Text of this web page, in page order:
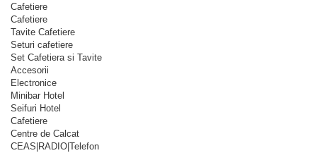
Cafetiere
Cafetiere
Tavite Cafetiere
Seturi cafetiere
Set Cafetiera si Tavite
Accesorii
Electronice
Minibar Hotel
Seifuri Hotel
Cafetiere
Centre de Calcat
CEAS|RADIO|Telefon